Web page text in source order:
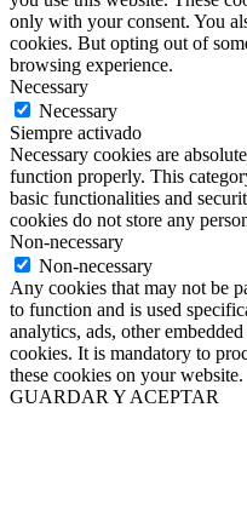
only with your consent. You
cookies. But opting out of
browsing experience.
Necessary
Necessary
Siempre activado
Necessary cookies are
function properly. This
basic functionalities and
cookies do not store any
Non-necessary
Non-necessary
Any cookies that may not be
to function and is used
analytics, ads, other
cookies. It is mandatory to
these cookies on your website.
GUARDAR Y ACEPTAR